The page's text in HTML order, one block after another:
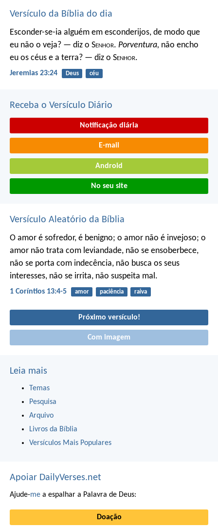
Versículo da Bíblia do dia
Esconder-se-ia alguém em esconderijos, de modo que
eu não o veja? — diz o Senhor. Porventura, não encho
eu os céus e a terra? — diz o Senhor.
Jeremias 23:24 Deus céu
Receba o Versículo Diário
Notificação diária
E-mail
Android
No seu site
Versículo Aleatório da Bíblia
O amor é sofredor, é benigno; o amor não é invejoso; o
amor não trata com leviandade, não se ensoberbece,
não se porta com indecência, não busca os seus
interesses, não se irrita, não suspeita mal.
1 Coríntios 13:4-5 amor paciência raiva
Próximo versículo!
Com imagem
Leia mais
Temas
Pesquisa
Arquivo
Livros da Bíblia
Versículos Mais Populares
Apoiar DailyVerses.net
Ajude-me a espalhar a Palavra de Deus:
Doação